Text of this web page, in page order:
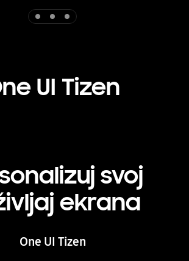
UI Tizen
svoj
ekrana
One UI Tizen